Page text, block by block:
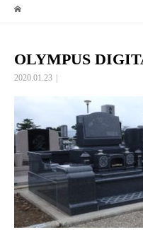
OLYMPUS
2020.01.23